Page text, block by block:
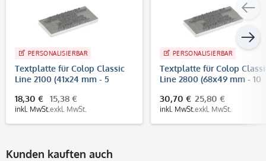
PERSONALISIERBAR
Textplatte für Colop Classic
Line 2100 (41x24 mm - 5
18,30 €
inkl. MwSt.
15,38 €
exkl. MwSt.
PERSONALISIERBAR
Textplatte für Colop
Line 2800 (68x49 mm - 10
30,70 €
inkl. MwSt.
25,80 €
exkl. MwSt.
Kunden kauften auch